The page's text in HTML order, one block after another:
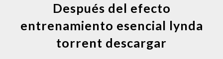
Después del efecto
entrenamiento esencial lynda
torrent descargar